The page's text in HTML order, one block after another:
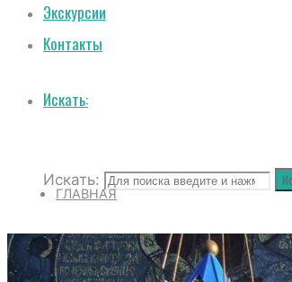
Экскурсии
Контакты
Искать:
Искать:
ГЛАВНАЯ
О СОБОРЕ